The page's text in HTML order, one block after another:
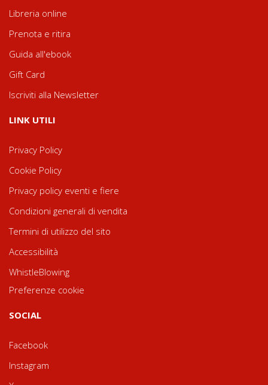
Libreria online
Prenota e ritira
Guida all'ebook
Gift Card
Iscriviti alla Newsletter
LINK UTILI
Privacy Policy
Cookie Policy
Privacy policy eventi e fiere
Condizioni generali di vendita
Termini di utilizzo del sito
Accessibilità
WhistleBlowing
Preferenze cookie
SOCIAL
Facebook
Instagram